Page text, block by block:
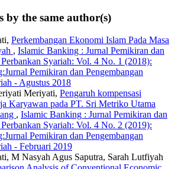
by the same author(s)
Perkembangan Ekonomi Islam Pada Masa
, Islamic Banking : Jurnal Pemikiran dan
Syariah: Vol. 4 No. 1 (2018):
Pemikiran dan Pengembangan
- Agustus 2018
Meriyati, Pengaruh kompensasi
Karyawan pada PT. Sri Metriko Utama
, Islamic Banking : Jurnal Pemikiran dan
Syariah: Vol. 4 No. 2 (2019):
Pemikiran dan Pengembangan
- Februari 2019
M Nasyah Agus Saputra, Sarah Lutfiyah